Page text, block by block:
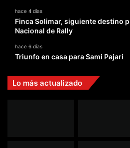
hace 4 días
Finca Solimar, siguiente destino
Nacional de Rally
hace 6 días
Triunfo en casa para Sami Pajari
Lo más actualizado